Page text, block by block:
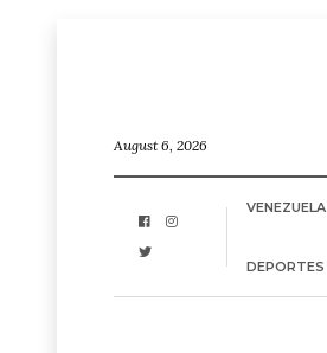
August 6, 2026
VENEZUELA
DEPORTES